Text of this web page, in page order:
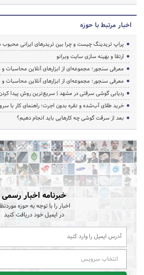
اخبار مرتبط با حوزه
پراپ تریدینگ چیست و چرا بین تریدرهای ایرانی
ارتقا و بهینه سازی سایت وبرانو
معرفی سنجور؛ مجموعه‌ای از ابزارهای آنلاین
معرفی سنجور؛ مجموعه‌ای از ابزارهای آنلاین
ردیابی گوشی سرقتی در مشهد | سریع‌ترین روش پیدا
خرید طلای آب‌شده و نقره بدون اجرت؛ راهنمای کار با
بعد از سرقت گوشی چه کارهایی باید انجام دهیم؟
خبرنامه اخبار رسمی
اخبار را با توجه به حوزه
در ایمیل خود دریافت کنید
انتخاب سرویس